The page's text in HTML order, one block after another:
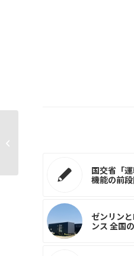
国交省「
機能の前
ゼンリン
ンス 全国